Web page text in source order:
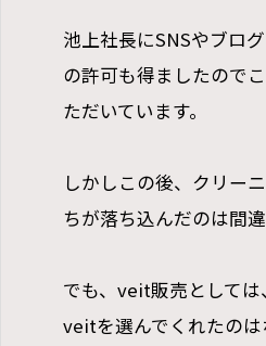
池上社長にSNSやブロ
の許可も得ましたので
ただいています。
しかしこの後、クリー
ちが落ち込んだのは間違
でも、veit販売として
veitを選んでくれたの